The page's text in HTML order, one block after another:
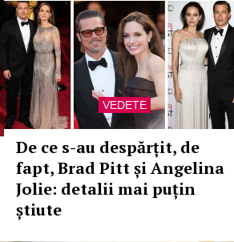
VEDETE
De ce s-au despărțit, de
fapt, Brad Pitt și Angelina
Jolie: detalii mai puțin
știute